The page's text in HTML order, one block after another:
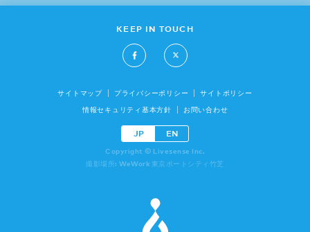
KEEP IN TOUCH
サイトマップ プライバシーポリシー サイトポリシー
情報セキュリティ基本方針 お問い合わせ
JP EN
Copyright © Livesense Inc.
撮影場所: WeWork 東京ポートシティ竹芝